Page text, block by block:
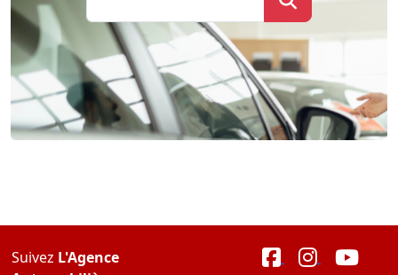
Suivez L'Agence